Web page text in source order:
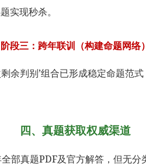
实现秒杀。
阶段三：跨年联训（构建命题网络）
判别’组合已形成稳定命题范
四、真题获取权威渠道
题PDF及官方解答，但无分